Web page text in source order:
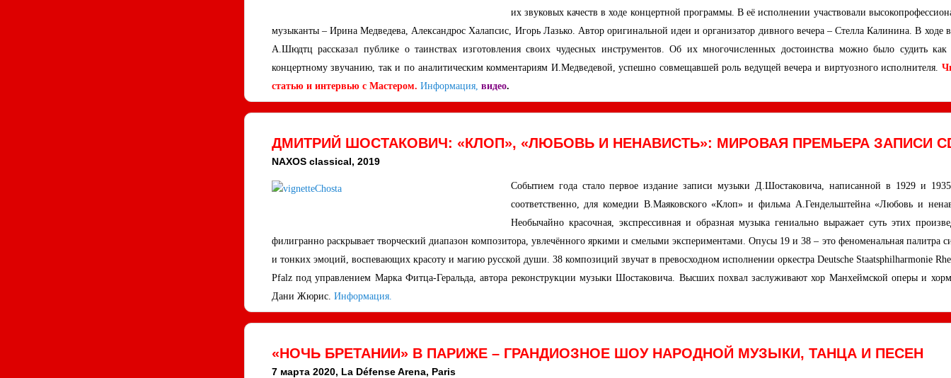
их звуковых качеств в ходе концертной программы. В её исполнении участвовали
музыканты – Ирина Медведева, Александрос Халапсис, Игорь Лазько. Автор оригинальной идеи и организатор дивного вечера – Стелла Калинина. В ходе
А.Шюдтц рассказал публике о таинствах изготовления своих чудесных инструментов. Об их многочисленных достоинства можно было судить
концертному звучанию, так и по аналитическим комментариям И.Медведевой, успешно совмещавшей роль ведущей вечера и виртуозного исполнителя.
статью и интервью с Мастером. Информация, видео.
ДМИТРИЙ ШОСТАКОВИЧ: «КЛОП», «ЛЮБОВЬ И НЕНАВИСТЬ»: МИРОВАЯ ПРЕМЬЕРА ЗАПИСИ
NAXOS classical, 2019
Событием года стало первое издание записи музыки Д.Шостаковича, написанной в 1929 и
соответственно, для комедии В.Маяковского «Клоп» и фильма А.Гендельштейна «Любовь и
Необычайно красочная, экспрессивная и образная музыка гениально выражает суть этих
филигранно раскрывает творческий диапазон композитора, увлечённого яркими и смелыми экспериментами. Опусы 19 и 38 – это феноменальная палитра
и тонких эмоций, воспевающих красоту и магию русской души. 38 композиций звучат в превосходном исполнении оркестра Deutsche Staatsphilharmonie
Pfalz под управлением Марка Фитца-Геральда, автора реконструкции музыки Шостаковича. Высших похвал заслуживают хор Манхеймской оперы и
Дани Жюрис. Информация.
«НОЧЬ БРЕТАНИИ» В ПАРИЖЕ – ГРАНДИОЗНОЕ ШОУ НАРОДНОЙ МУЗЫКИ, ТАНЦА И ПЕСЕН
7 марта 2020, La Défense Arena, Paris